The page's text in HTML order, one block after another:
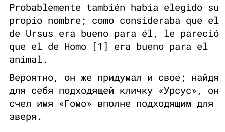
Probablemente también había elegido su
propio nombre; como consideraba que el
de Ursus era bueno para él, le pareció
que el de Homo [1] era bueno para el
animal.
Вероятно, он же придумал и свое; найдя
для себя подходящей кличку «Урсус», он
счел имя «Гомо» вполне подходящим для
зверя.